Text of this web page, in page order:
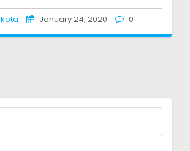
January 24, 2020 0
Search